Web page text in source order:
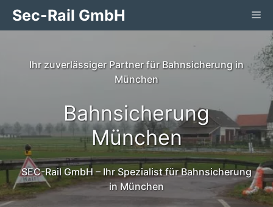
Zum
InhaltSec-Rail GmbH
Ihr zuverlässiger Partner für Bahnsicherung in
München
Bahnsicherung
München
SEC-Rail GmbH – Ihr Spezialist für Bahnsicherung
in München